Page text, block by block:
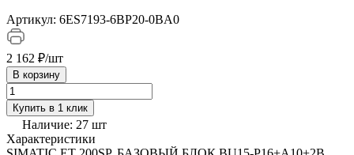
Артикул: 6ES7193-6BP20-0BA0
2 162 ₽/шт
В корзину
Купить в 1 клик
Наличие: 27 шт
Характеристики